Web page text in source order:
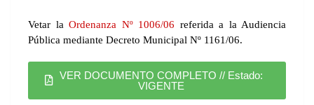
Vetar la Ordenanza Nº 1006/06 referida a la Audiencia
Pública mediante Decreto Municipal Nº 1161/06.
VER DOCUMENTO COMPLETO // Estado:
VIGENTE